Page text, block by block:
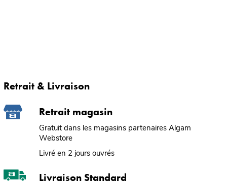
Retrait & Livraison
Retrait magasin
Gratuit dans les magasins partenaires Algam
Webstore
Livré en 2 jours ouvrés
Livraison Standard